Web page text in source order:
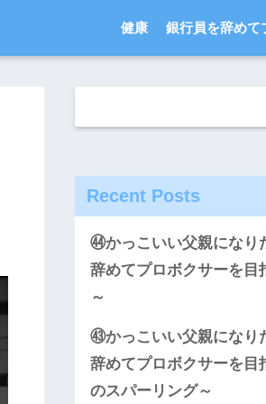
健康 銀行員を辞めて
Recent Posts
㊹かっこいい父親になり
辞めてプロボクサーを
～
㊸かっこいい父親になり
辞めてプロボクサーを
のスパーリング～